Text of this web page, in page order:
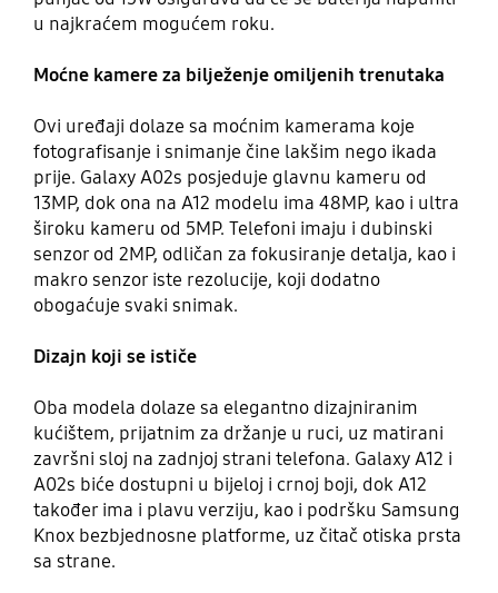
u najkraćem mogućem roku.
Moćne kamere za bilježenje omiljenih trenutaka
Ovi uređaji dolaze sa moćnim kamerama koje
fotografisanje i snimanje čine lakšim nego ikada
prije. Galaxy A02s posjeduje glavnu kameru od
13MP, dok ona na A12 modelu ima 48MP, kao i ultra
široku kameru od 5MP. Telefoni imaju i dubinski
senzor od 2MP, odličan za fokusiranje detalja, kao i
makro senzor iste rezolucije, koji dodatno
obogaćuje svaki snimak.
Dizajn koji se ističe
Oba modela dolaze sa elegantno dizajniranim
kućištem, prijatnim za držanje u ruci, uz matirani
završni sloj na zadnjoj strani telefona. Galaxy A12 i
A02s biće dostupni u bijeloj i crnoj boji, dok A12
također ima i plavu verziju, kao i podršku Samsung
Knox bezbjednosne platforme, uz čitač otiska prsta
sa strane.